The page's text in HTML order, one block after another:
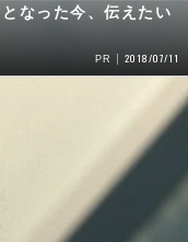
なった今、伝えたい
PR 2018/07/11